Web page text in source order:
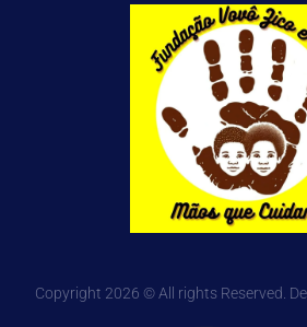
Copyright 2026 © All rights Reserved.